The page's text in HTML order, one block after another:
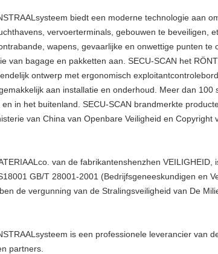
biedt een moderne technologie aan
vervoerterminals, gebouwen te beveiligen,
wapens, gevaarlijke en onwettige punten te
van bagage en pakketten aan. SECU-SCAN het
ontwerp met ergonomisch
aan installatie en onderhoud. Meer dan 100
in het buitenland. SECU-SCAN brandmerkte
van China van Openbare Veiligheid en Copyright
van de fabrikantenshenzhen VEILIGHEID,
GB/T 28001-2001 (Bedrijfsgeneeskundigen en
de vergunning van de Stralingsveiligheid van De
is een professionele leverancier van
partners.